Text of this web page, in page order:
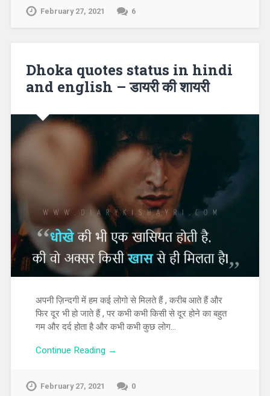
February 27, 2021 6
Dhoka quotes status in hindi
and english – डायरी की शायरी
अपनी ज़िन्दगी में हम कई लोगो से मिलते हैं , करीब आते हैं और
फिर दूर भी हो जाते हैं , पर कभी कभी किसी से दूर होने का बहुत
गम और दर्द होता है और कभी कभी कुछ लोग…
Continue Reading →
February 27, 2021 0